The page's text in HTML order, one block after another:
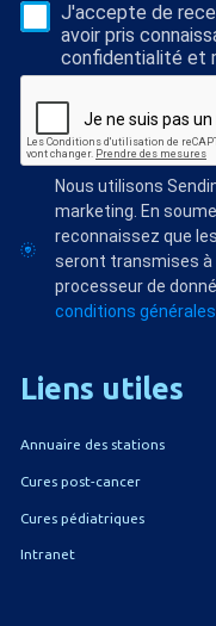
J'accepte de
avoir pris
confidentialité et
Nous utilisons
marketing. En
reconnaissez que
seront transmises à
processeur de
conditions
Liens utiles
Annuaire des stations
Cures post-cancer
Cures pédiatriques
Intranet